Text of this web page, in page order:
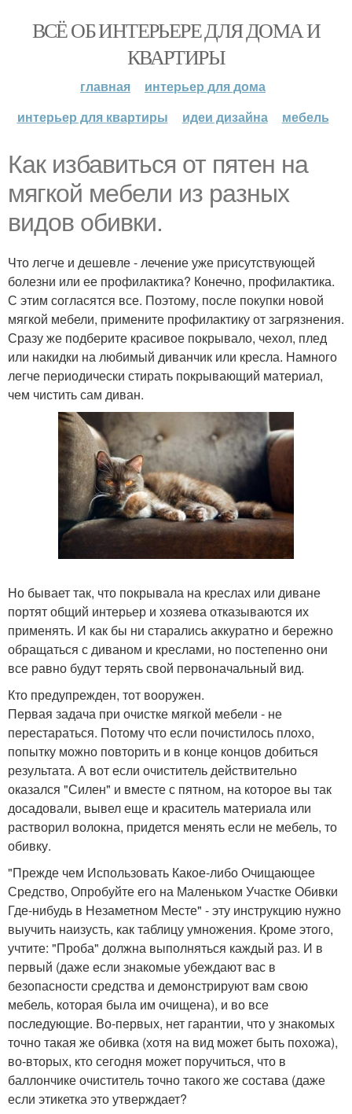
ВСЁ ОБ ИНТЕРЬЕРЕ ДЛЯ ДОМА И
КВАРТИРЫ
главная
интерьер для дома
интерьер для квартиры
идеи дизайна мебель
Как избавиться от пятен на
мягкой мебели из разных
видов обивки.
Что легче и дешевле - лечение уже присутствующей
болезни или ее профилактика? Конечно, профилактика.
С этим согласятся все. Поэтому, после покупки новой
мягкой мебели, примените профилактику от загрязнения.
Сразу же подберите красивое покрывало, чехол, плед
или накидки на любимый диванчик или кресла. Намного
легче периодически стирать покрывающий материал,
чем чистить сам диван.
Но бывает так, что покрывала на креслах или диване
портят общий интерьер и хозяева отказываются их
применять. И как бы ни старались аккуратно и бережно
обращаться с диваном и креслами, но постепенно они
все равно будут терять свой первоначальный вид.
Кто предупрежден, тот вооружен.
Первая задача при очистке мягкой мебели - не
перестараться. Потому что если почистилось плохо,
попытку можно повторить и в конце концов добиться
результата. А вот если очиститель действительно
оказался "Силен" и вместе с пятном, на которое вы так
досадовали, вывел еще и краситель материала или
растворил волокна, придется менять если не мебель, то
обивку.
"Прежде чем Использовать Какое-либо Очищающее
Средство, Опробуйте его на Маленьком Участке Обивки
Где-нибудь в Незаметном Месте" - эту инструкцию нужно
выучить наизусть, как таблицу умножения. Кроме этого,
учтите: "Проба" должна выполняться каждый раз. И в
первый (даже если знакомые убеждают вас в
безопасности средства и демонстрируют вам свою
мебель, которая была им очищена), и во все
последующие. Во-первых, нет гарантии, что у знакомых
точно такая же обивка (хотя на вид может быть похожа),
во-вторых, кто сегодня может поручиться, что в
баллончике очиститель точно такого же состава (даже
если этикетка это утверждает?